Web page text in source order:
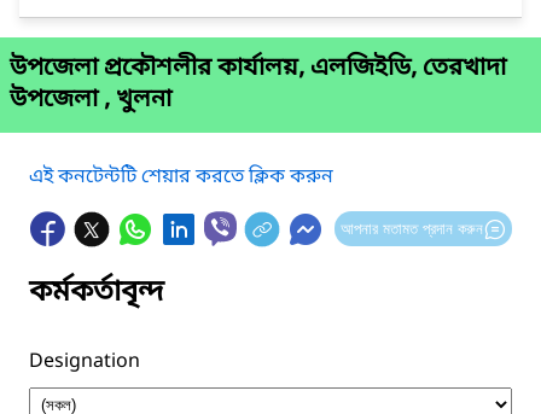
উপজেলা প্রকৌশলীর কার্যালয়, এলজিইডি, তেরখাদা
উপজেলা , খুলনা
এই কনটেন্টটি শেয়ার করতে ক্লিক করুন
আপনার মতামত প্রদান করুন
কর্মকর্তাবৃন্দ
Designation